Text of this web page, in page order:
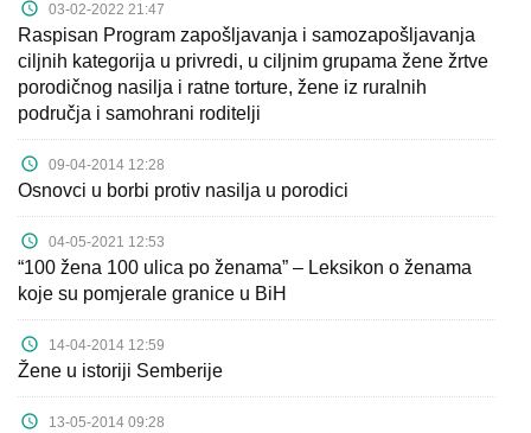
03-02-2022 21:47
Raspisan Program zapošljavanja i samozapošljavanja
ciljnih kategorija u privredi, u ciljnim grupama žene žrtve
porodičnog nasilja i ratne torture, žene iz ruralnih
područja i samohrani roditelji
09-04-2014 12:28
Osnovci u borbi protiv nasilja u porodici
04-05-2021 12:53
“100 žena 100 ulica po ženama” – Leksikon o ženama
koje su pomjerale granice u BiH
14-04-2014 12:59
Žene u istoriji Semberije
13-05-2014 09:28